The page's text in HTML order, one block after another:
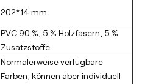
202*14 mm
PVC 90 %, 5 % Holzfasern, 5 %
Zusatzstoffe
Normalerweise verfügbare
Farben, können aber individuell